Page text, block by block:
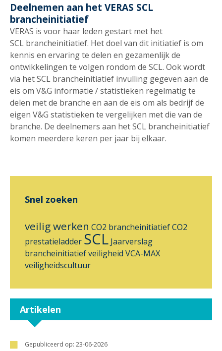
Deelnemen aan het VERAS SCL
brancheinitiatief
VERAS is voor haar leden gestart met het
SCL brancheinitiatief. Het doel van dit initiatief is om
kennis en ervaring te delen en gezamenlijk de
ontwikkelingen te volgen rondom de SCL. Ook wordt
via het SCL brancheinitiatief invulling gegeven aan de
eis om V&G informatie / statistieken regelmatig te
delen met de branche en aan de eis om als bedrijf de
eigen V&G statistieken te vergelijken met die van de
branche. De deelnemers aan het SCL brancheinitiatief
komen meerdere keren per jaar bij elkaar.
Snel zoeken
veilig werken CO2 brancheinitiatiefCO2
prestatieladder SCL Jaarverslag
brancheinitiatiefveiligheid VCA-MAX
veiligheidscultuur
Artikelen
Gepubliceerd op: 23-06-2026